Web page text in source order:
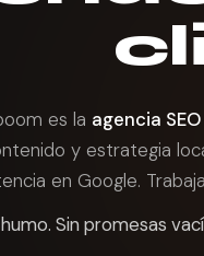
es la agencia
y estrategia
en Google.
Sin promesas